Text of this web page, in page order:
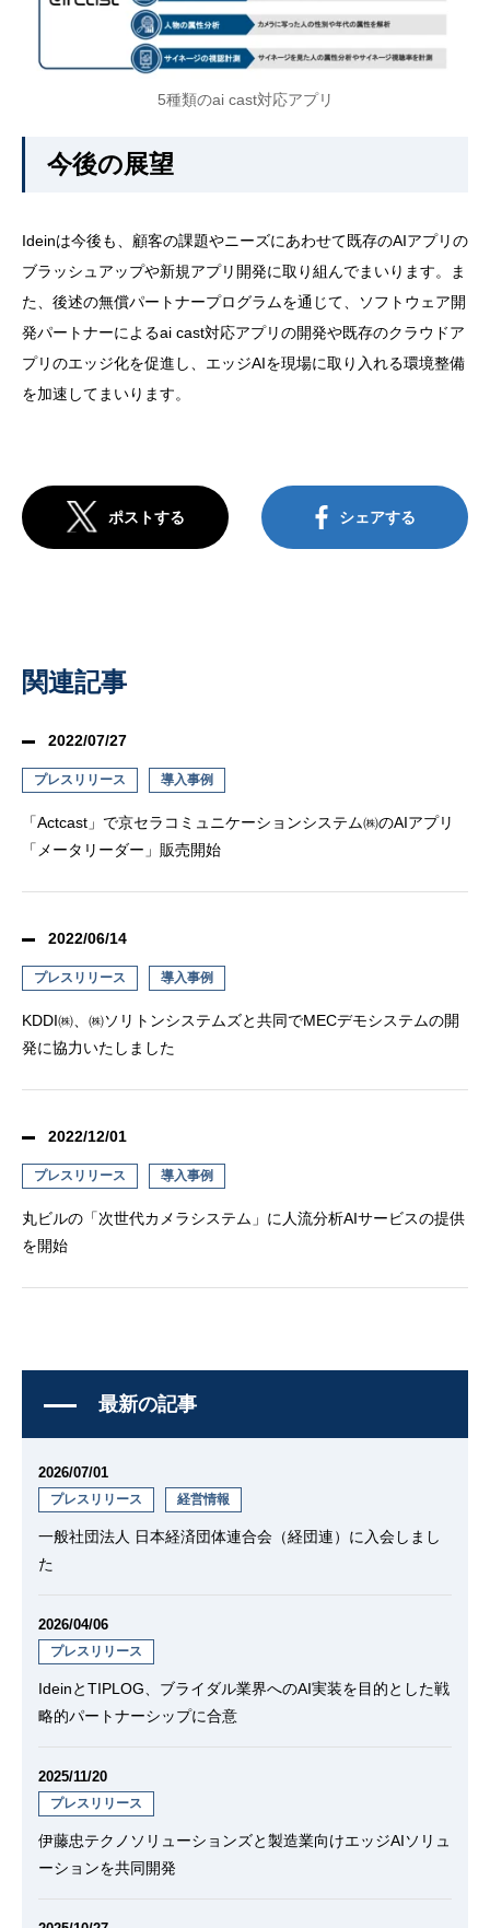
5種類のai cast対応アプリ
今後の展望
Ideinは今後も、顧客の課題やニーズにあわせて既存のAIアプリの
ブラッシュアップや新規アプリ開発に取り組んでまいります。ま
た、後述の無償パートナープログラムを通じて、ソフトウェア開
発パートナーによるai cast対応アプリの開発や既存のクラウドア
プリのエッジ化を促進し、エッジAIを現場に取り入れる環境整備
を加速してまいります。
ポストする シェアする
関連記事
2022/07/27
プレスリリース 導入事例
「Actcast」で京セラコミュニケーションシステム㈱のAIアプリ
「メータリーダー」販売開始
2022/06/14
プレスリリース 導入事例
KDDI㈱、㈱ソリトンシステムズと共同でMECデモシステムの開
発に協⼒いたしました
2022/12/01
プレスリリース 導入事例
丸ビルの「次世代カメラシステム」に人流分析AIサービスの提供
を開始
最新の記事
2026/07/01
プレスリリース 経営情報
一般社団法人 日本経済団体連合会（経団連）に入会しまし
た
2026/04/06
プレスリリース
IdeinとTIPLOG、ブライダル業界へのAI実装を目的とした戦
略的パートナーシップに合意
2025/11/20
プレスリリース
伊藤忠テクノソリューションズと製造業向けエッジAIソリュ
ーションを共同開発